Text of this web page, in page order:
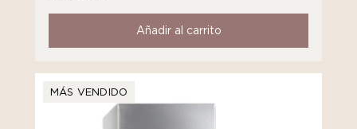
Añadir al carrito
MÁS VENDIDO